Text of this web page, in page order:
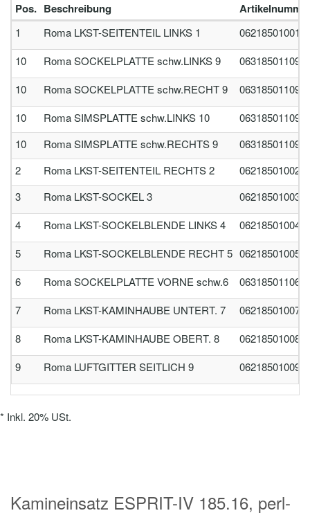
Pos. Beschreibung
1 Roma LKST-SEITENTEIL LINKS 1
10
Roma SOCKELPLATTE schw.LINKS 9
10
Roma SOCKELPLATTE schw.RECHT 9
10
Roma SIMSPLATTE schw.LINKS 10
10
Roma SIMSPLATTE schw.RECHTS 9
2
Roma LKST-SEITENTEIL RECHTS 2
3
Roma LKST-SOCKEL 3
4
Roma LKST-SOCKELBLENDE LINKS 4
5
Roma LKST-SOCKELBLENDE RECHT 5
6
Roma SOCKELPLATTE VORNE schw.6
7
Roma LKST-KAMINHAUBE UNTERT. 7
8
Roma LKST-KAMINHAUBE OBERT. 8
9
Roma LUFTGITTER SEITLICH 9
* Inkl. 20% USt.
Kamineinsatz ESPRIT-IV 185.16, perl-